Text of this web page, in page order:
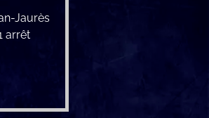
Jaurès
arrêt